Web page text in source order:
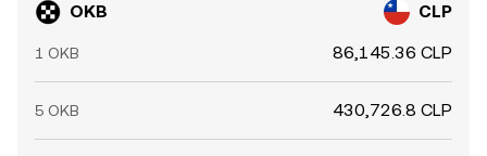
OKB CLP
1 OKB 86,145.36 CLP
5 OKB 430,726.8 CLP